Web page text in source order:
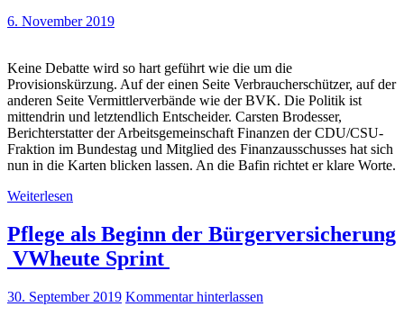
6. November 2019
Keine Debatte wird so hart geführt wie die um die
Provisionskürzung. Auf der einen Seite Verbraucherschützer, auf der
anderen Seite Vermittlerverbände wie der BVK. Die Politik ist
mittendrin und letztendlich Entscheider. Carsten Brodesser,
Berichterstatter der Arbeitsgemeinschaft Finanzen der CDU/CSU-
Fraktion im Bundestag und Mitglied des Finanzausschusses hat sich
nun in die Karten blicken lassen. An die Bafin richtet er klare Worte.
Weiterlesen
Pflege als Beginn der Bürgerversicherung
VWheute Sprint
30. September 2019 Kommentar hinterlassen